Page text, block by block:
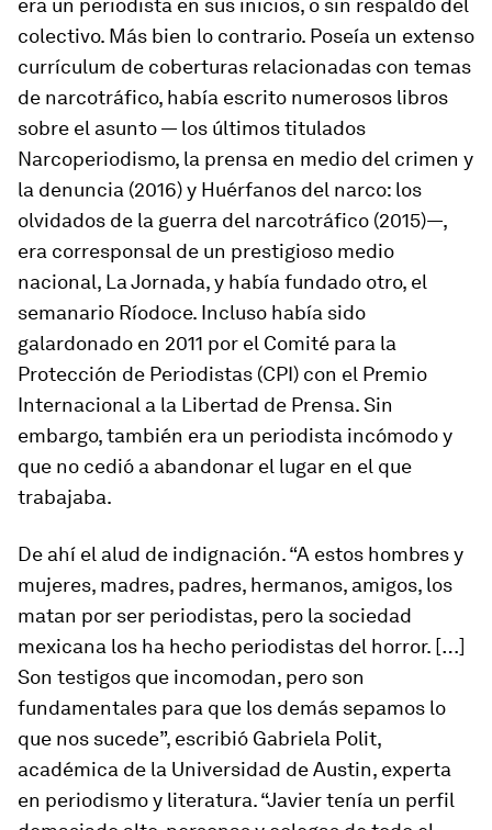
era un periodista en sus inicios, o sin respaldo del
colectivo. Más bien lo contrario. Poseía un extenso
currículum de coberturas relacionadas con temas
de narcotráfico, había escrito numerosos libros
sobre el asunto — los últimos titulados
Narcoperiodismo, la prensa en medio del crimen y
la denuncia (2016) y Huérfanos del narco: los
olvidados de la guerra del narcotráfico (2015)—,
era corresponsal de un prestigioso medio
nacional, La Jornada, y había fundado otro, el
semanario Ríodoce. Incluso había sido
galardonado en 2011 por el Comité para la
Protección de Periodistas (CPI) con el Premio
Internacional a la Libertad de Prensa. Sin
embargo, también era un periodista incómodo y
que no cedió a abandonar el lugar en el que
trabajaba.
De ahí el alud de indignación. “A estos hombres y
mujeres, madres, padres, hermanos, amigos, los
matan por ser periodistas, pero la sociedad
mexicana los ha hecho periodistas del horror. […]
Son testigos que incomodan, pero son
fundamentales para que los demás sepamos lo
que nos sucede”, escribió Gabriela Polit,
académica de la Universidad de Austin, experta
en periodismo y literatura. “Javier tenía un perfil